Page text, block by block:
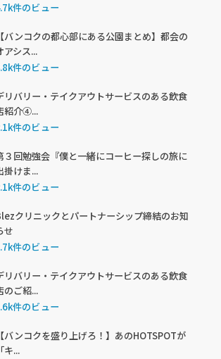
件のビュー
【バンコクの都心部にある公園まとめ】都会の
アシス...
件のビュー
リバリー・テイクアウトサービスのある飲食
紹介④...
件のビュー
３回勉強会『僕と一緒にコーヒー探しの旅に
掛けま...
件のビュー
クリニックとパートナーシップ締結のお知
せ
件のビュー
リバリー・テイクアウトサービスのある飲食
のご紹...
件のビュー
【バンコクを盛り上げろ！】あのHOTSPOTが
「キ...